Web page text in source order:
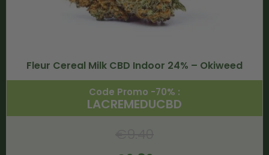
Fleur Cereal Milk CBD Indoor 24% – Okiweed
Code Promo -70% :
LACREMEDUCBD